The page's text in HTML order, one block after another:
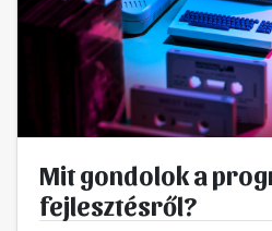
Mit gondolok a
fejlesztésről?